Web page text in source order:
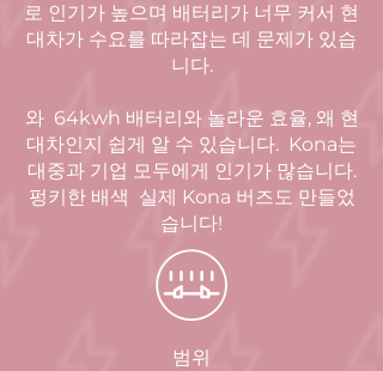
로 인기가 높으며 배터리가 너무 커서 현
대차가 수요를 따라잡는 데 문제가 있습
니다.
와 64kwh 배터리와 놀라운 효율, 왜 현
대차인지 쉽게 알 수 있습니다. Kona는
대중과 기업 모두에게 인기가 많습니다.
펑키한 배색 실제 Kona 버즈도 만들었
습니다!
범위